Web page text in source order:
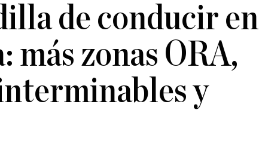
de conducir en
más zonas ORA,
y